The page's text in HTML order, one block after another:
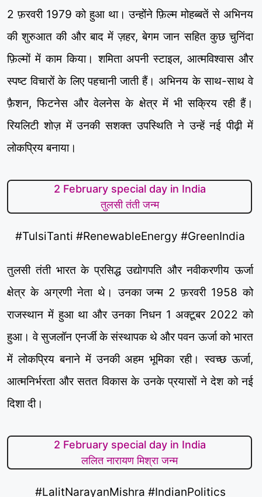
2 फ़रवरी 1979 को हुआ था। उन्होंने फ़िल्म मोहब्बतें से अभिनय
की शुरुआत की और बाद में ज़हर, बेगम जान सहित कुछ चुनिंदा
फ़िल्मों में काम किया। शमिता अपनी स्टाइल, आत्मविश्वास और
स्पष्ट विचारों के लिए पहचानी जाती हैं। अभिनय के साथ-साथ वे
फ़ैशन, फिटनेस और वेलनेस के क्षेत्र में भी सक्रिय रही हैं।
रियलिटी शोज़ में उनकी सशक्त उपस्थिति ने उन्हें नई पीढ़ी में
लोकप्रिय बनाया।
2 February special day in India
तुलसी तंती जन्म
#TulsiTanti #RenewableEnergy #GreenIndia
तुलसी तंती भारत के प्रसिद्ध उद्योगपति और नवीकरणीय ऊर्जा
क्षेत्र के अग्रणी नेता थे। उनका जन्म 2 फ़रवरी 1958 को
राजस्थान में हुआ था और उनका निधन 1 अक्टूबर 2022 को
हुआ। वे सुजलॉन एनर्जी के संस्थापक थे और पवन ऊर्जा को भारत
में लोकप्रिय बनाने में उनकी अहम भूमिका रही। स्वच्छ ऊर्जा,
आत्मनिर्भरता और सतत विकास के उनके प्रयासों ने देश को नई
दिशा दी।
2 February special day in India
ललित नारायण मिश्रा जन्म
#LalitNarayanMishra #IndianPolitics